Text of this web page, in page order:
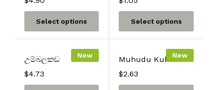
Select options Select options
New
උම්බලකඩ
$4.73
New
Muhudu Kukul
$2.63